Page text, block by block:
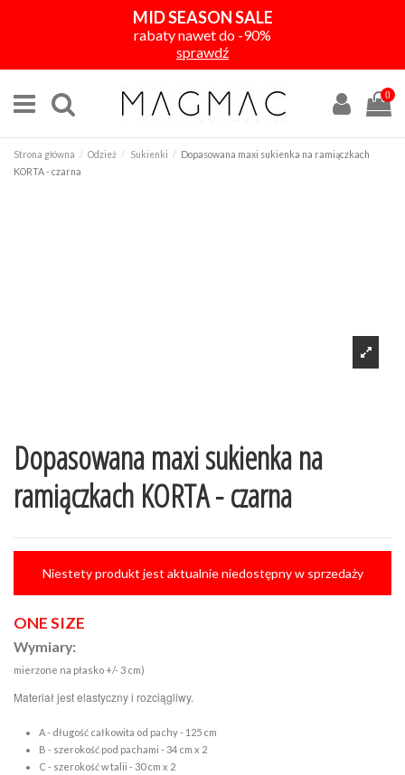
MID SEASON SALE
rabaty nawet do -90%
sprawdź
0
Strona główna Odzież Sukienki
Dopasowana maxi sukienka na ramiączkach
KORTA - czarna
Dopasowana maxi sukienka na
ramiączkach KORTA - czarna
Niestety produkt jest aktualnie niedostępny w sprzedaży
ONE SIZE
Wymiary:
mierzone na płasko +/- 3 cm)
Materiał jest elastyczny i rozciągliwy.
A - długość całkowita od pachy - 125 cm
B - szerokość pod pachami - 34 cm x 2
C - szerokość w talii - 30 cm x 2